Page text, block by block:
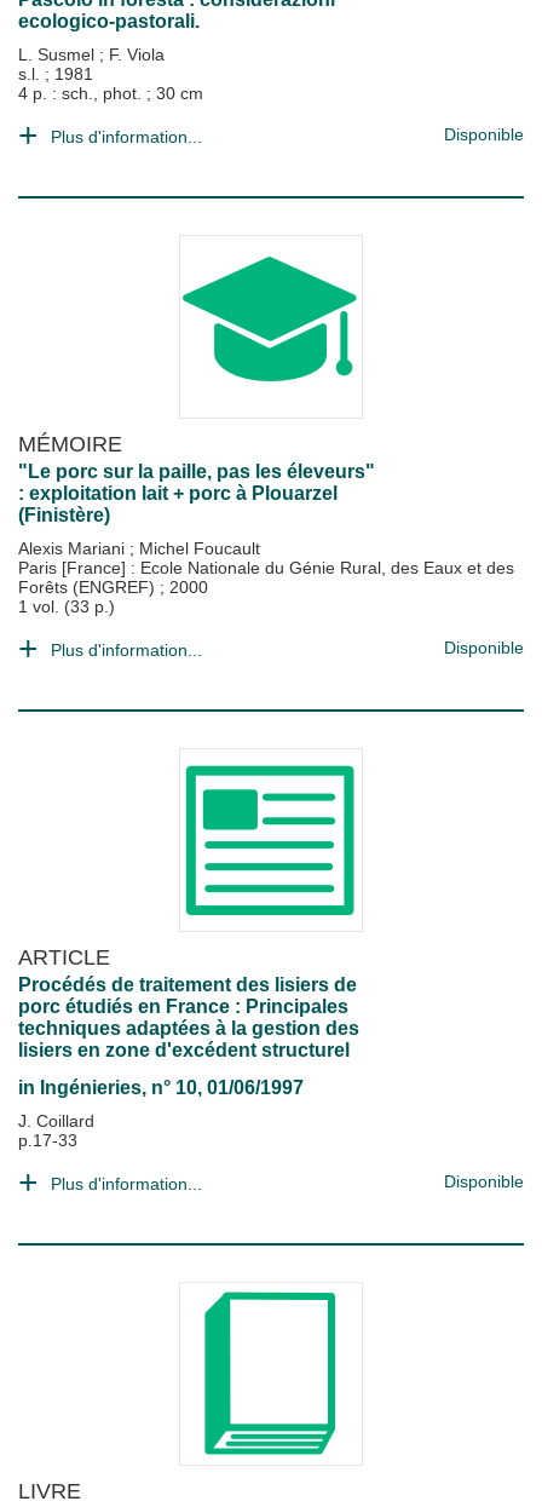
ecologico-pastorali.
L. Susmel ; F. Viola
s.l. ; 1981
4 p. : sch., phot. ; 30 cm
Plus d'information... Disponible
MÉMOIRE
"Le porc sur la paille, pas les éleveurs"
: exploitation lait + porc à Plouarzel
(Finistère)
Alexis Mariani ; Michel Foucault
Paris [France] : Ecole Nationale du Génie Rural, des Eaux et des
Forêts (ENGREF) ; 2000
1 vol. (33 p.)
Plus d'information... Disponible
ARTICLE
Procédés de traitement des lisiers de
porc étudiés en France : Principales
techniques adaptées à la gestion des
lisiers en zone d'excédent structurel
in Ingénieries, n° 10, 01/06/1997
J. Coillard
p.17-33
Plus d'information... Disponible
LIVRE